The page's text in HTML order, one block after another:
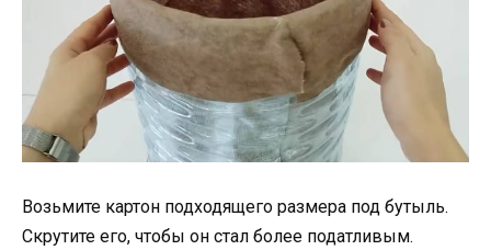
Возьмите картон подходящего размера под бутыль.
Скрутите его, чтобы он стал более податливым.